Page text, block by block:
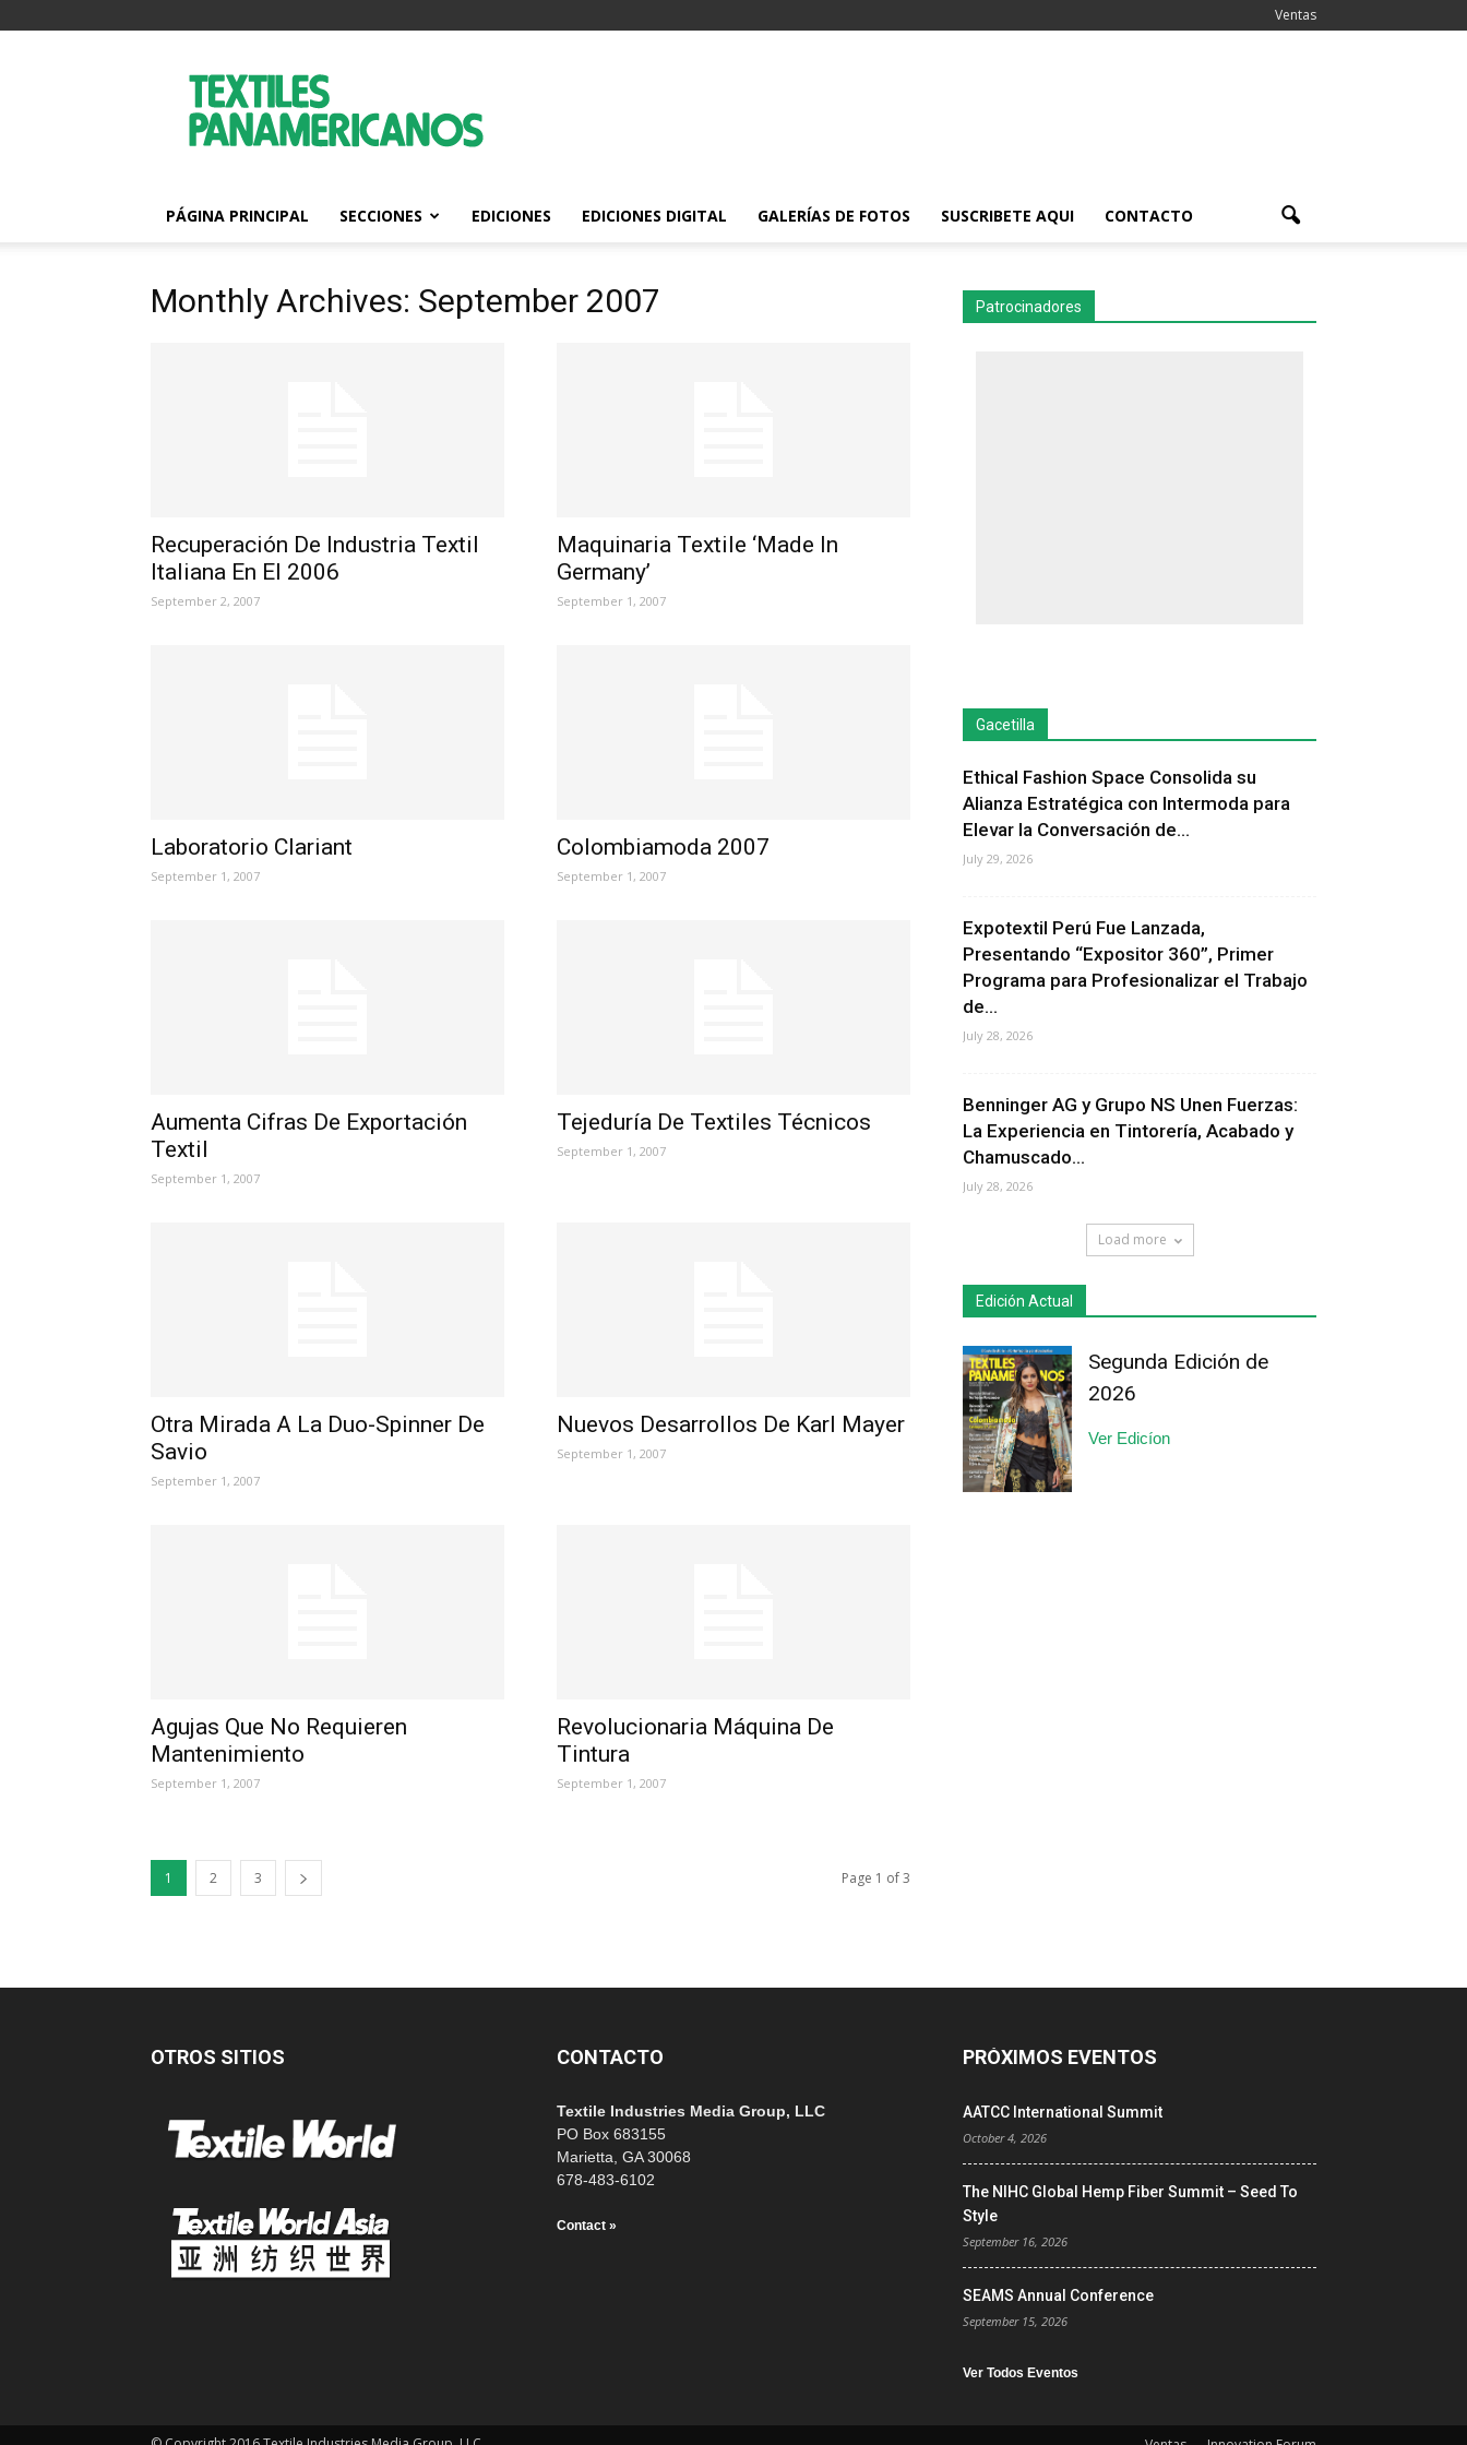
Ventas
Textiles
Panamericanos
PÁGINA PRINCIPAL SECCIONES EDICIONES EDICIONES DIGITAL GALERÍAS DE FOTOS SUSCRIBETE AQUI CONTACTO
Monthly Archives: September 2007
Recuperación De Industria Textil
Italiana En El 2006
September 2, 2007
Maquinaria Textile ‘Made In
Germany’
September 1, 2007
Laboratorio Clariant
September 1, 2007
Colombiamoda 2007
September 1, 2007
Aumenta Cifras De Exportación
Textil
September 1, 2007
Tejeduría De Textiles Técnicos
September 1, 2007
Otra Mirada A La Duo-Spinner De
Savio
September 1, 2007
Nuevos Desarrollos De Karl Mayer
September 1, 2007
Agujas Que No Requieren
Mantenimiento
September 1, 2007
Revolucionaria Máquina De
Tintura
September 1, 2007
1 2 3 Page 1 of 3
Patrocinadores
Gacetilla
Ethical Fashion Space Consolida su
Alianza Estratégica con Intermoda para
Elevar la Conversación de...
July 29, 2026
Expotextil Perú Fue Lanzada,
Presentando “Expositor 360”, Primer
Programa para Profesionalizar el Trabajo
de...
July 28, 2026
Benninger AG y Grupo NS Unen Fuerzas:
La Experiencia en Tintorería, Acabado y
Chamuscado...
July 28, 2026
Load more
Edición Actual
Segunda Edición de
2026
Ver Edicíon
OTROS SITIOS CONTACTO
Textile Industries Media Group, LLC
PO Box 683155
Marietta, GA 30068
678-483-6102
Contact »
PRÓXIMOS EVENTOS
AATCC International Summit
October 4, 2026
The NIHC Global Hemp Fiber Summit – Seed To
Style
September 16, 2026
SEAMS Annual Conference
September 15, 2026
Ver Todos Eventos